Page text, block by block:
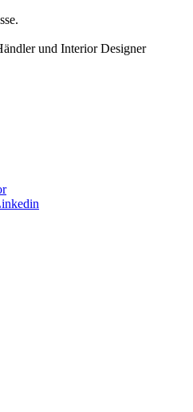
und Interior Designer